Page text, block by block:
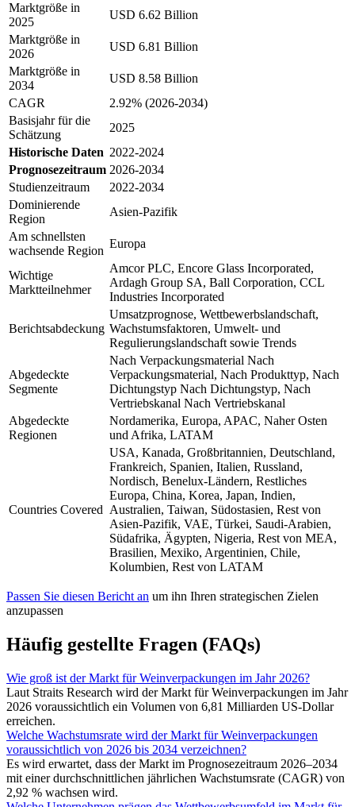
Marktgröße in
2025
USD 6.62 Billion
Marktgröße in
2026
USD 6.81 Billion
Marktgröße in
2034
USD 8.58 Billion
CAGR
2.92% (2026-2034)
Basisjahr für die
Schätzung
2025
Historische Daten 2022-2024
Prognosezeitraum 2026-2034
Studienzeitraum
2022-2034
Dominierende
Region
Asien-Pazifik
Am schnellsten
wachsende Region
Europa
Wichtige
Marktteilnehmer
Amcor PLC, Encore Glass Incorporated,
Ardagh Group SA, Ball Corporation, CCL
Industries Incorporated
Berichtsabdeckung
Umsatzprognose, Wettbewerbslandschaft,
Wachstumsfaktoren, Umwelt- und
Regulierungslandschaft sowie Trends
Abgedeckte
Segmente
Nach Verpackungsmaterial Nach
Verpackungsmaterial, Nach Produkttyp, Nach
Dichtungstyp Nach Dichtungstyp, Nach
Vertriebskanal Nach Vertriebskanal
Abgedeckte
Regionen
Nordamerika, Europa, APAC, Naher Osten
und Afrika, LATAM
Countries Covered
USA, Kanada, Großbritannien, Deutschland,
Frankreich, Spanien, Italien, Russland,
Nordisch, Benelux-Ländern, Restliches
Europa, China, Korea, Japan, Indien,
Australien, Taiwan, Südostasien, Rest von
Asien-Pazifik, VAE, Türkei, Saudi-Arabien,
Südafrika, Ägypten, Nigeria, Rest von MEA,
Brasilien, Mexiko, Argentinien, Chile,
Kolumbien, Rest von LATAM
Passen Sie diesen Bericht an um ihn Ihren strategischen Zielen
anzupassen
Häufig gestellte Fragen (FAQs)
Wie groß ist der Markt für Weinverpackungen im Jahr 2026?
Laut Straits Research wird der Markt für Weinverpackungen im Jahr
2026 voraussichtlich ein Volumen von 6,81 Milliarden US-Dollar
erreichen.
Welche Wachstumsrate wird der Markt für Weinverpackungen
voraussichtlich von 2026 bis 2034 verzeichnen?
Es wird erwartet, dass der Markt im Prognosezeitraum 2026–2034
mit einer durchschnittlichen jährlichen Wachstumsrate (CAGR) von
2,92 % wachsen wird.